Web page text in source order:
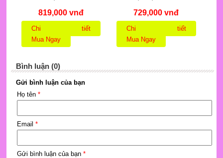
819,000 vnđ
Chi tiết
Mua Ngay
729,000 vnđ
Chi tiết
Mua Ngay
Bình luận (0)
Gửi bình luận của bạn
Họ tên *
Email *
Gửi bình luận của bạn *